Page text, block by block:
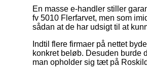
En masse e-handler stiller
fv 5010 Flerfarvet, men som
sådan at de har udsigt til at
Indtil flere firmaer på nettet
konkret beløb. Desuden burde
man opholder sig tæt på